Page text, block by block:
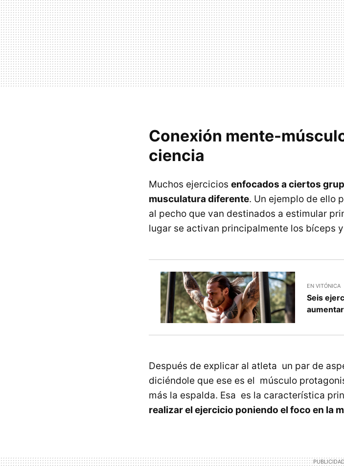
Conexión mente-
ciencia
Muchos ejercicios enfocados a ciertos
musculatura diferente. Un ejemplo de ello
al pecho que van destinados a estimular
lugar se activan principalmente los bíceps
EN VITÓNICA
Seis
Después de explicar al atleta un par de
diciéndole que ese es el músculo
más la espalda. Esa es la característica
realizar el ejercicio poniendo el foco en la